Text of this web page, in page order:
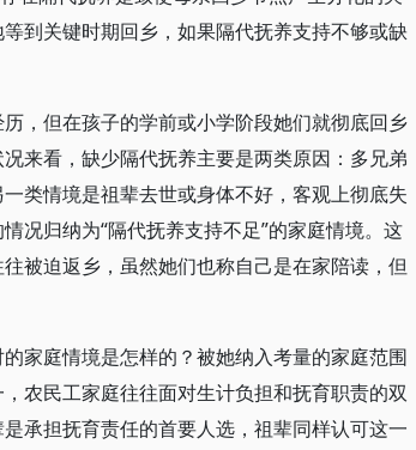
到关键时期回乡，如果隔代抚养支持不够或缺
，但在孩子的学前或小学阶段她们就彻底回乡
来看，缺少隔代抚养主要是两类原因：多兄弟
类情境是祖辈去世或身体不好，客观上彻底失
况归纳为“隔代抚养支持不足”的家庭情境。这
被迫返乡，虽然她们也称自己是在家陪读，但
家庭情境是怎样的？被她纳入考量的家庭范围
农民工家庭往往面对生计负担和抚育职责的双
承担抚育责任的首要人选，祖辈同样认可这一